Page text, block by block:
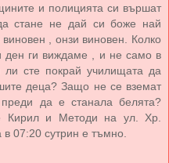
и полицията си вършат
стане не дай си боже най
, онзи виновен. Колко
ден ги виждаме , и не само в
сте покрай училищата да
деца? Защо не се вземат
да е станала белята?
Кирил и Методи на ул. Хр.
07:20 сутрин е тъмно.